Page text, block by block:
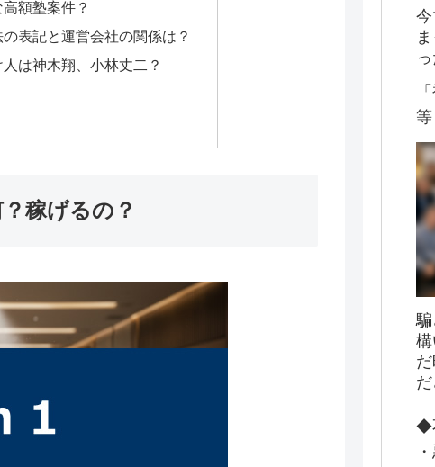
額塾案件？
表記と運営会社の関係は？
は神木翔、小林丈二？
稼げるの？
等
だ
◆